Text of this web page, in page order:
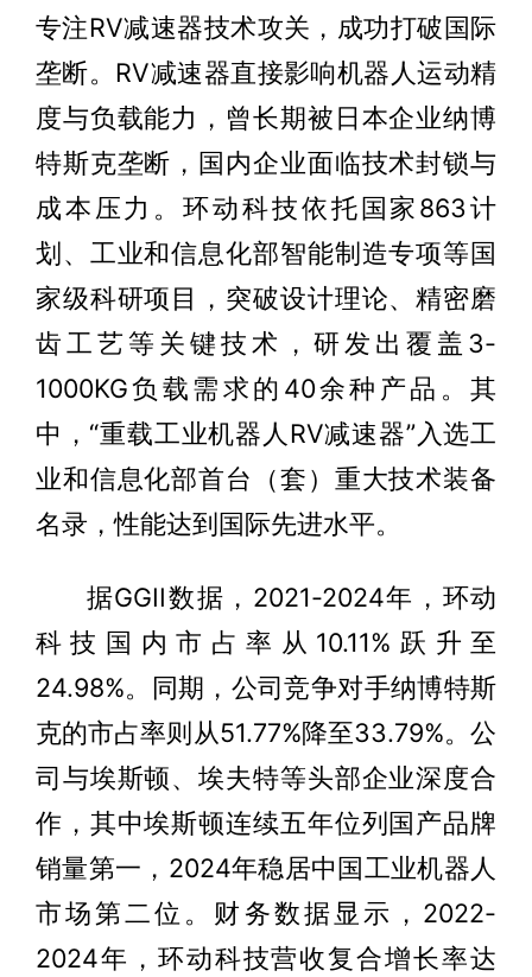
专注RV减速器技术攻关，成功打破国际
垄断。RV减速器直接影响机器人运动精
度与负载能力，曾长期被日本企业纳博
特斯克垄断，国内企业面临技术封锁与
成本压力。环动科技依托国家863计
划、工业和信息化部智能制造专项等国
家级科研项目，突破设计理论、精密磨
齿工艺等关键技术，研发出覆盖3-
1000KG负载需求的40余种产品。其
中，“重载工业机器人RV减速器”入选工
业和信息化部首台（套）重大技术装备
名录，性能达到国际先进水平。
据GGII数据，2021-2024年，环动
科技国内市占率从10.11%跃升至
24.98%。同期，公司竞争对手纳博特斯
克的市占率则从51.77%降至33.79%。公
司与埃斯顿、埃夫特等头部企业深度合
作，其中埃斯顿连续五年位列国产品牌
销量第一，2024年稳居中国工业机器人
市场第二位。财务数据显示，2022-
2024年，环动科技营收复合增长率达